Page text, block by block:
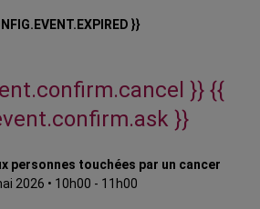
}}
}} {{
}}
personnes touchées par un cancer
2026 • 10h00 - 11h00